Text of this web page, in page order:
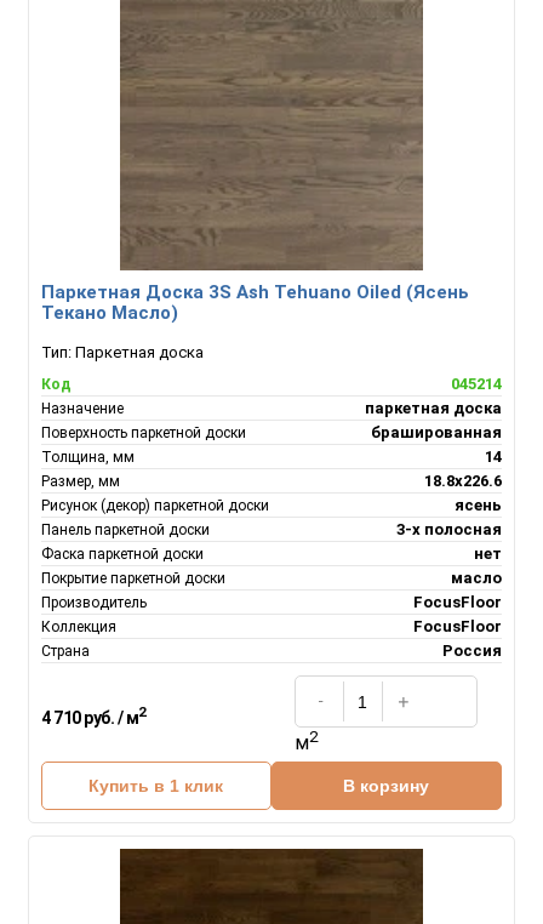
Паркетная Доска 3S Ash Tehuano Oiled (Ясень
Текано Масло)
Тип: Паркетная доска
Код 045214
Назначение паркетная доска
Поверхность паркетной доски брашированная
Толщина, мм 14
Размер, мм 18.8х226.6
Рисунок (декор) паркетной доски ясень
Панель паркетной доски 3-х полосная
Фаска паркетной доски нет
Покрытие паркетной доски масло
Производитель FocusFloor
Коллекция FocusFloor
Страна Россия
4 710 руб. / м2
м2
Купить в 1 клик В корзину